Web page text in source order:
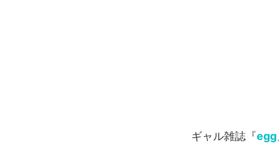
ギャル雑誌『egg